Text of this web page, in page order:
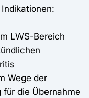
LWS-Bereich
Wege der
die Übernahme